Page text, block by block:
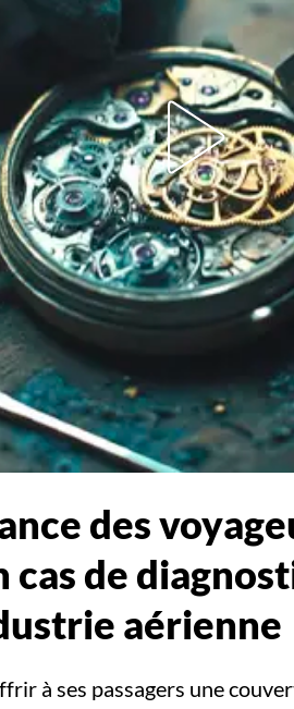
des
cas de
aérienne
à ses passagers une